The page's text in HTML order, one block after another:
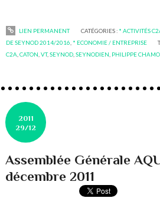
LIEN PERMANENT CATÉGORIES : * ACTIVITÉS
DE SEYNOD 2014/2016 * ECONOMIE / ENTREPRISE
C2A ,CATON ,VT,SEYNOD ,SEYNODIEN PHILIPPE
2011
29/12
Assemblée Générale
décembre 2011